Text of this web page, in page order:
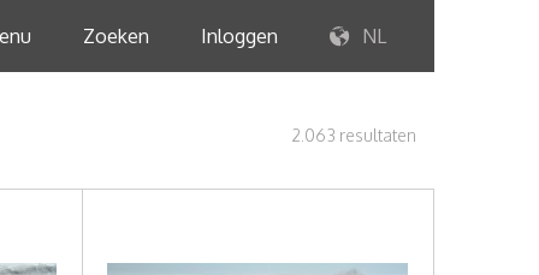
Zoeken Inloggen NL
2.063 resultaten